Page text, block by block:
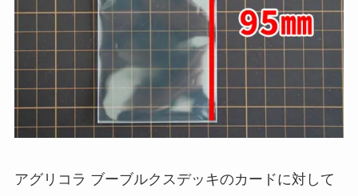
アグリコラ ブーブルクスデッキのカードに対して